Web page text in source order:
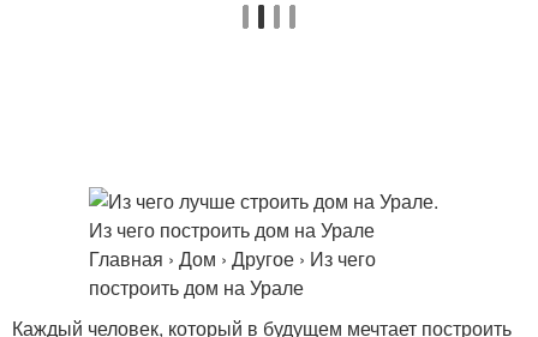
Каждый человек, который в будущем мечтает построить